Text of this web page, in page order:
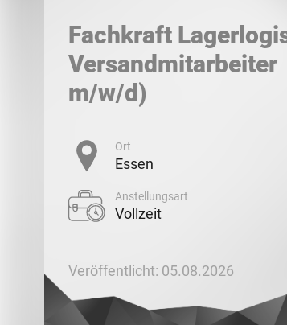
Fachkraft
Versandmitarbeiter
m/w/d)
Ort
Essen
Anstellungsart
Vollzeit
Veröffentlicht: 05.08.2026